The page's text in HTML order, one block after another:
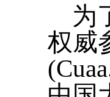
为
权威